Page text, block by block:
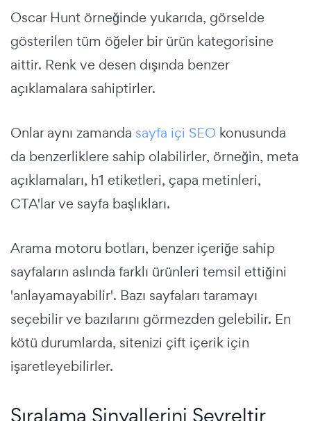
Oscar Hunt örneğinde yukarıda, görselde
gösterilen tüm öğeler bir ürün kategorisine
aittir. Renk ve desen dışında benzer
açıklamalara sahiptirler.
Onlar aynı zamanda sayfa içi SEO konusunda
da benzerliklere sahip olabilirler, örneğin, meta
açıklamaları, h1 etiketleri, çapa metinleri,
CTA'lar ve sayfa başlıkları.
Arama motoru botları, benzer içeriğe sahip
sayfaların aslında farklı ürünleri temsil ettiğini
'anlayamayabilir'. Bazı sayfaları taramayı
seçebilir ve bazılarını görmezden gelebilir. En
kötü durumlarda, sitenizi çift içerik için
işaretleyebilirler.
Sıralama Sinyallerini Sevreltir